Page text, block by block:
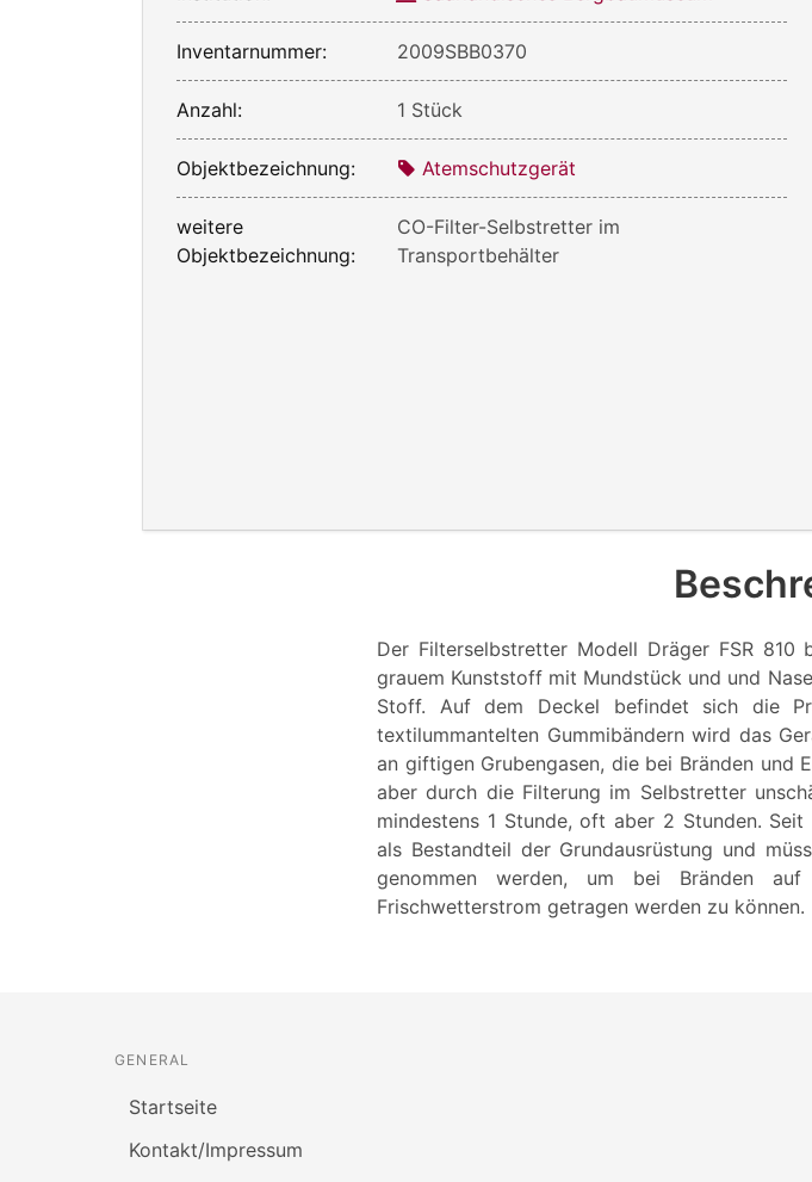
Inventarnummer: 2009SBB0370
Anzahl: 1 Stück
Objektbezeichnung: Atemschutzgerät
weitere
Objektbezeichnung:
CO-Filter-Selbstretter im
Transportbehälter
Der Filterselbstretter Modell Dräger FSR 810
grauem Kunststoff mit Mundstück und und
Stoff. Auf dem Deckel befindet sich die
textilummantelten Gummibändern wird das
an giftigen Grubengasen, die bei Bränden und
aber durch die Filterung im Selbstretter
mindestens 1 Stunde, oft aber 2 Stunden.
als Bestandteil der Grundausrüstung und
genommen werden, um bei Bränden
Frischwetterstrom getragen werden zu können.
GENERAL
Startseite
Kontakt/Impressum